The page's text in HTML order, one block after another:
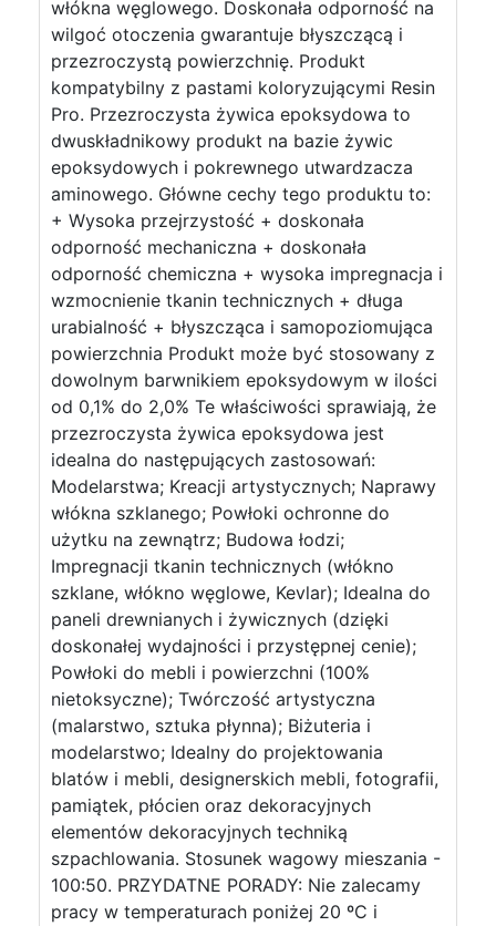
włókna węglowego. Doskonała odporność na
wilgoć otoczenia gwarantuje błyszczącą i
przezroczystą powierzchnię. Produkt
kompatybilny z pastami koloryzującymi Resin
Pro. Przezroczysta żywica epoksydowa to
dwuskładnikowy produkt na bazie żywic
epoksydowych i pokrewnego utwardzacza
aminowego. Główne cechy tego produktu to:
+ Wysoka przejrzystość + doskonała
odporność mechaniczna + doskonała
odporność chemiczna + wysoka impregnacja i
wzmocnienie tkanin technicznych + długa
urabialność + błyszcząca i samopoziomująca
powierzchnia Produkt może być stosowany z
dowolnym barwnikiem epoksydowym w ilości
od 0,1% do 2,0% Te właściwości sprawiają, że
przezroczysta żywica epoksydowa jest
idealna do następujących zastosowań:
Modelarstwa; Kreacji artystycznych; Naprawy
włókna szklanego; Powłoki ochronne do
użytku na zewnątrz; Budowa łodzi;
Impregnacji tkanin technicznych (włókno
szklane, włókno węglowe, Kevlar); Idealna do
paneli drewnianych i żywicznych (dzięki
doskonałej wydajności i przystępnej cenie);
Powłoki do mebli i powierzchni (100%
nietoksyczne); Twórczość artystyczna
(malarstwo, sztuka płynna); Biżuteria i
modelarstwo; Idealny do projektowania
blatów i mebli, designerskich mebli, fotografii,
pamiątek, płócien oraz dekoracyjnych
elementów dekoracyjnych techniką
szpachlowania. Stosunek wagowy mieszania -
100:50. PRZYDATNE PORADY: Nie zalecamy
pracy w temperaturach poniżej 20 ºC i